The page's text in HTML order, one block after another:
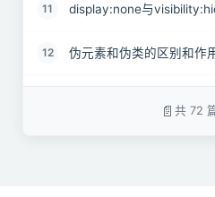
11 display:none与
12 伪元素和伪类的区别和作
共 72